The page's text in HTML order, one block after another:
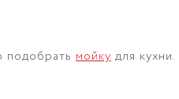
мойкудля кухни.